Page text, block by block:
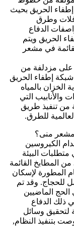
الحريق بحيث
وطرق
الدفاع
الحريق ويتم
في مشعر
على مزدلفة من
م3 لتأمين تغذية شبكة إطفاء الحريق
الخزان بالمياه
والأنابيب التي
من تنفيذ طريق
للطرق.
مشعر منى؟
الكيروسين
البيئة
أولى من المطابخ القائمة
الخيام المطورة لإسكان
للحجاج. وقد تم
الحج الماضيين
ذلك الدفاع
لتحقيق وسائل
بتنفيذ النظام,